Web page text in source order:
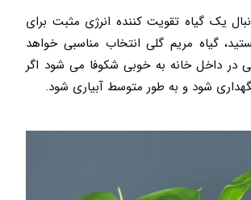
دنبال یک گیاه تقویت کننده انرژی مثبت برای
گیاه مریم گلی انتخاب مناسبی خواهد
در داخل خانه به خوبی شکوفا می شود اگر
شود و به طور متوسط ​​آبیاری شود.